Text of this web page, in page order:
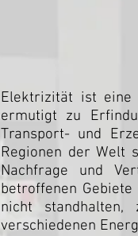
Elektrizität ist eine
ermutigt zu
Transport- und
Regionen der Welt
Nachfrage und
betroffenen
nicht
verschiedenen